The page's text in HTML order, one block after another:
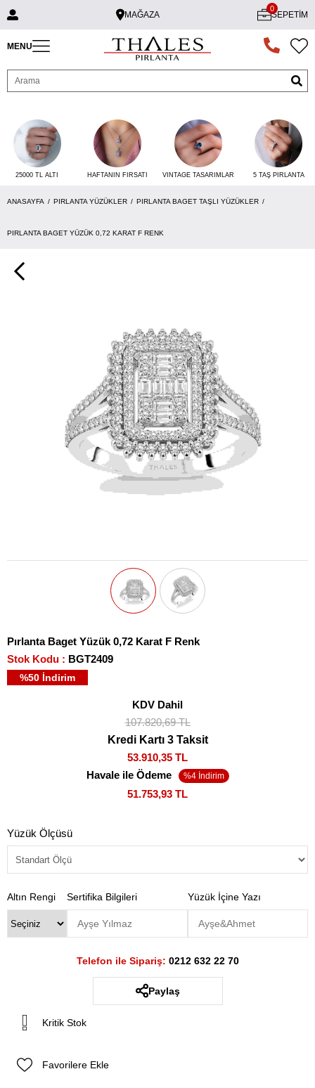
MAĞAZA SEPETIM
0
MENU
25000 TL ALTI HAFTANIN FIRSATI VINTAGE TASARIMLAR 5 TAŞ PIRLANTA
ANASAYFA PIRLANTA YÜZÜKLER PIRLANTA BAGET TAŞLI YÜZÜKLER
PIRLANTA BAGET YÜZÜK 0,72 KARAT F RENK
Pırlanta Baget Yüzük 0,72 Karat F Renk
Stok Kodu
BGT2409
%50 İndirim
KDV Dahil
107.820,69 TL
Kredi Kartı 3 Taksit
53.910,35 TL
Havale ile Ödeme
51.753,93 TL
Yüzük Ölçüsü
Altın Rengi Sertifika Bilgileri Yüzük İçine Yazı
Telefon ile Sipariş: 0212 632 22 70
Paylaş
Kritik Stok
Favorilere Ekle